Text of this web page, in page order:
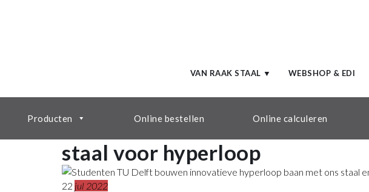
VAN RAAK STAAL ▼ WEBSHOP & EDI
Producten Online bestellen Online calculeren
staal voor hyperloop
22 jul 2022